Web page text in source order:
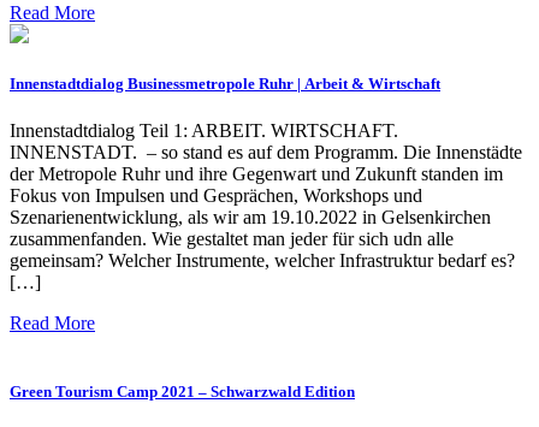
Read More
Innenstadtdialog Businessmetropole Ruhr | Arbeit & Wirtschaft
Innenstadtdialog Teil 1: ARBEIT. WIRTSCHAFT.
INNENSTADT. – so stand es auf dem Programm. Die Innenstädte
der Metropole Ruhr und ihre Gegenwart und Zukunft standen im
Fokus von Impulsen und Gesprächen, Workshops und
Szenarienentwicklung, als wir am 19.10.2022 in Gelsenkirchen
zusammenfanden. Wie gestaltet man jeder für sich udn alle
gemeinsam? Welcher Instrumente, welcher Infrastruktur bedarf es?
[…]
Read More
Green Tourism Camp 2021 – Schwarzwald Edition